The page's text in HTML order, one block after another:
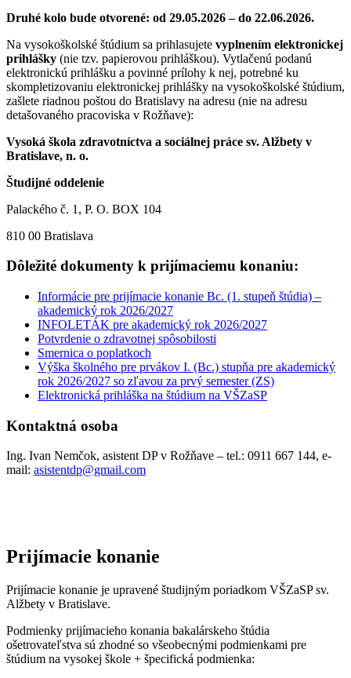
Druhé kolo bude otvorené: od 29.05.2026 – do 22.06.2026.
Na vysokoškolské štúdium sa prihlasujete vyplnením elektronickej
prihlášky (nie tzv. papierovou prihláškou). Vytlačenú podanú
elektronickú prihlášku a povinné prílohy k nej, potrebné ku
skompletizovaniu elektronickej prihlášky na vysokoškolské štúdium,
zašlete riadnou poštou do Bratislavy na adresu (nie na adresu
detašovaného pracoviska v Rožňave):
Vysoká škola zdravotníctva a sociálnej práce sv. Alžbety v
Bratislave, n. o.
Študijné oddelenie
Palackého č. 1, P. O. BOX 104
810 00 Bratislava
Dôležité dokumenty k prijímaciemu konaniu:
Informácie pre prijímacie konanie Bc. (1. stupeň štúdia) –
akademický rok 2026/2027
INFOLETÁK pre akademický rok 2026/2027
Potvrdenie o zdravotnej spôsobilosti
Smernica o poplatkoch
Výška školného pre prvákov I. (Bc.) stupňa pre akademický
rok 2026/2027 so zľavou za prvý semester (ZS)
Elektronická prihláška na štúdium na VŠZaSP
Kontaktná osoba
Ing. Ivan Nemčok, asistent DP v Rožňave – tel.: 0911 667 144, e-
mail: asistentdp@gmail.com
Prijímacie konanie
Prijímacie konanie je upravené študijným poriadkom VŠZaSP sv.
Alžbety v Bratislave.
Podmienky prijímacieho konania bakalárskeho štúdia
ošetrovateľstva sú zhodné so všeobecnými podmienkami pre
štúdium na vysokej škole + špecifická podmienka: